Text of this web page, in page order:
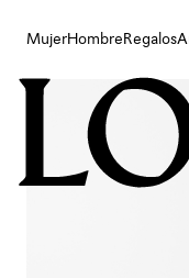
MujerHombre Regalos
Mujer
Arte y artesanía